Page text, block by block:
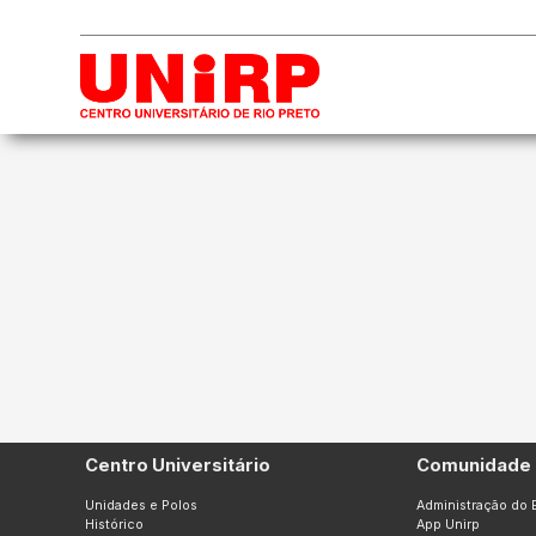
Centro Universitário
Unidades e Polos
Histórico
Comunidade
Administração do
App Unirp